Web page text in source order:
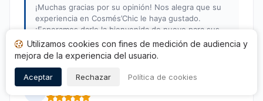
¡Muchas gracias por su opinión! Nos alegra que su
experiencia en Cosmés’Chic le haya gustado.
¡Esperamos darle la bienvenida de nuevo para sus
próximos deseos de belleza!
Ryna Z.
Utilizamos cookies con fines de medición de audiencia y
mejora de la experiencia del usuario.
Aceptar Rechazar Política de cookies